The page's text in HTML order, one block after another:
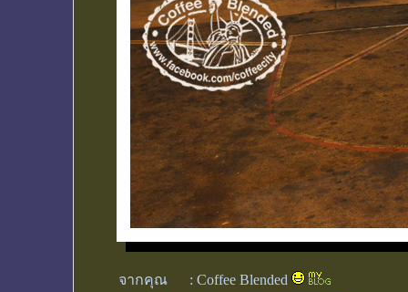
จากคุณ : Coffee Blended